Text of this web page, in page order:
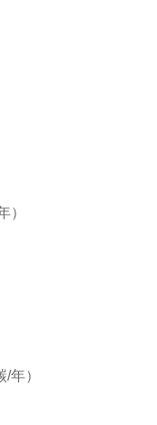
）
/年）